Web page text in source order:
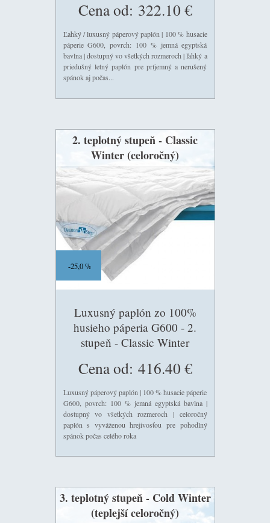
Cena od: 322.10 €
Ľahký / luxusný páperový paplón | 100 % husacie
páperie G600, povrch: 100 % jemná egyptská
bavlna | dostupný vo všetkých rozmeroch | ľahký a
priedušný letný paplón pre príjemný a nerušený
spánok aj počas...
2. teplotný stupeň - Classic
Winter (celoročný)
Luxusný paplón zo 100%
husieho páperia G600 - 2.
stupeň - Classic Winter
25,0 %
Cena od: 416.40 €
Luxusný páperový paplón | 100 % husacie páperie
G600, povrch: 100 % jemná egyptská bavlna |
dostupný vo všetkých rozmeroch | celoročný
paplón s vyváženou hrejivosťou pre pohodlný
spánok počas celého roka
3. teplotný stupeň - Cold Winter
(teplejší celoročný)